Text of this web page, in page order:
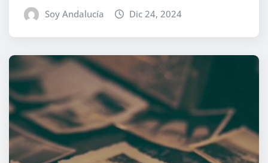
Soy Andalucía Dic 24, 2024